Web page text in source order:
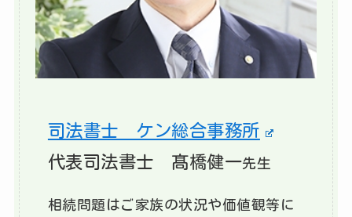
司法書士 ケン総合事務所
代表司法書士 髙橋健一先生
相続問題はご家族の状況や価値観等に